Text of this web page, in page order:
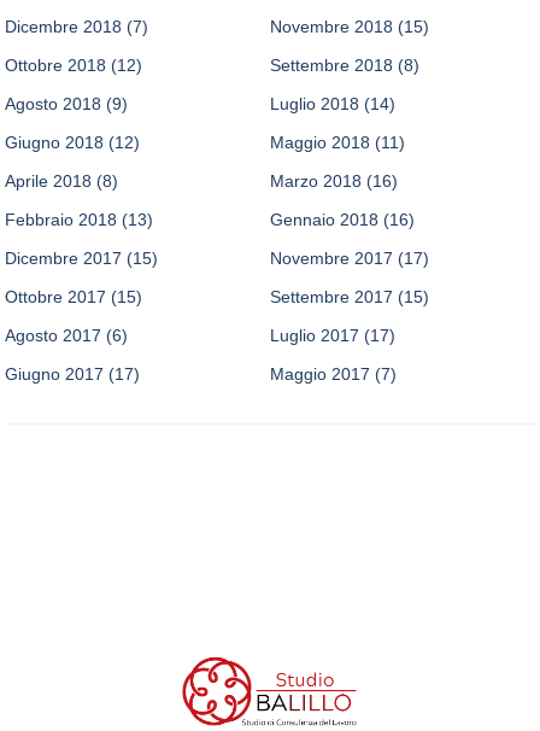
Dicembre 2018 (7) Novembre 2018 (15)
Ottobre 2018 (12) Settembre 2018 (8)
Agosto 2018 (9) Luglio 2018 (14)
Giugno 2018 (12) Maggio 2018 (11)
Aprile 2018 (8) Marzo 2018 (16)
Febbraio 2018 (13) Gennaio 2018 (16)
Dicembre 2017 (15) Novembre 2017 (17)
Ottobre 2017 (15) Settembre 2017 (15)
Agosto 2017 (6) Luglio 2017 (17)
Giugno 2017 (17) Maggio 2017 (7)